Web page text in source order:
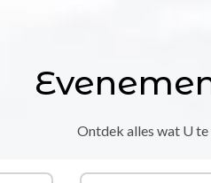
Ontdek alles wat U